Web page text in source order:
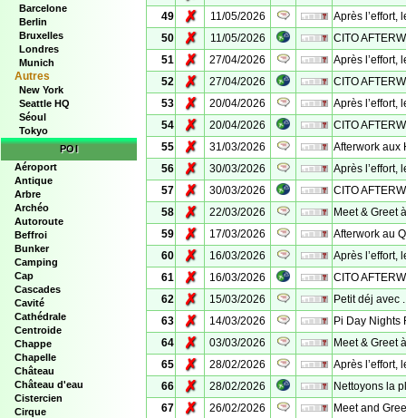
Barcelone
Berlin
Bruxelles
Londres
Munich
Autres
New York
Seattle HQ
Séoul
Tokyo
POI
Aéroport
Antique
Arbre
Archéo
Autoroute
Beffroi
Bunker
Camping
Cap
Cascades
Cavité
Cathédrale
Centroide
Chappe
Chapelle
Château
Château d'eau
Cistercien
Cirque
49
✗ 11/05/2026
Après l’effort,
50
✗ 11/05/2026
CITO
51
✗ 27/04/2026
Après l’effort,
52
✗ 27/04/2026
CITO
53
✗ 20/04/2026
Après l’effort,
54
✗ 20/04/2026
CITO
55
✗ 31/03/2026
Afterwork aux
56
✗ 30/03/2026
Après l’effort,
57
✗ 30/03/2026
CITO
58
✗ 22/03/2026
Meet & Greet
59
✗ 17/03/2026
Afterwork au
60
✗ 16/03/2026
Après l’effort,
61
✗ 16/03/2026
CITO
62
✗ 15/03/2026
Petit déj avec
63
✗ 14/03/2026
Pi Day Nights
64
✗ 03/03/2026
Meet & Greet
65
✗ 28/02/2026
Après l’effort,
66
✗ 28/02/2026
Nettoyons la
67
✗ 26/02/2026
Meet and